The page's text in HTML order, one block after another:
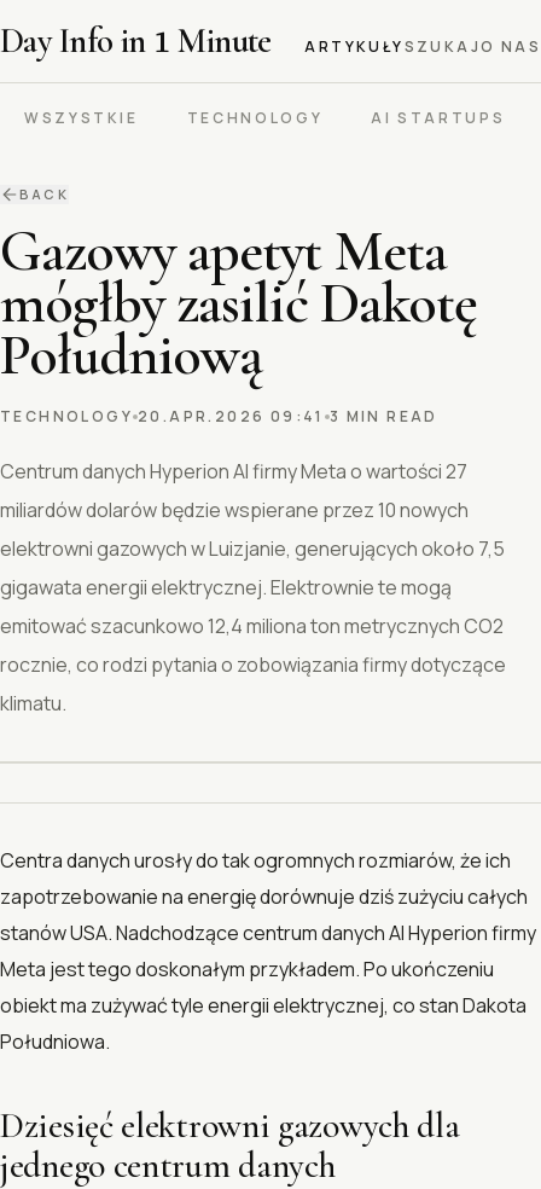
Day Info in 1 Minute ARTYKUŁYSZUKAJO NAS
WSZYSTKIE TECHNOLOGY AI STARTUPS
BACK
Gazowy apetyt Meta
mógłby zasilić Dakotę
Południową
TECHNOLOGY 20.APR.2026 09:41 3 MIN READ
Centrum danych Hyperion AI firmy Meta o wartości 27
miliardów dolarów będzie wspierane przez 10 nowych
elektrowni gazowych w Luizjanie, generujących około 7,5
gigawata energii elektrycznej. Elektrownie te mogą
emitować szacunkowo 12,4 miliona ton metrycznych CO2
rocznie, co rodzi pytania o zobowiązania firmy dotyczące
klimatu.
Centra danych urosły do tak ogromnych rozmiarów, że ich
zapotrzebowanie na energię dorównuje dziś zużyciu całych
stanów USA. Nadchodzące centrum danych AI Hyperion firmy
Meta jest tego doskonałym przykładem. Po ukończeniu
obiekt ma zużywać tyle energii elektrycznej, co stan Dakota
Południowa.
Dziesięć elektrowni gazowych dla
jednego centrum danych